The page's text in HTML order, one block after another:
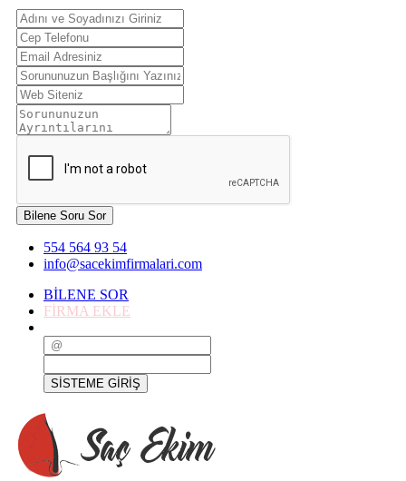
Bilene Soru Sor
554 564 93 54
info@sacekimfirmalari.com
BİLENE SOR
FİRMA EKLE
SİSTEME GİRİŞ